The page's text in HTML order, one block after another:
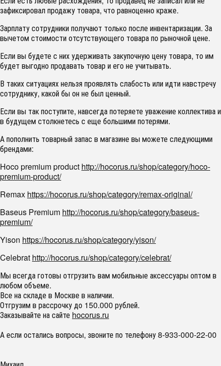
зафиксировал продажу товара, что равноценно краже.
Зарплату сотрудники получают только после инвентаризации. За
вычетом стоимости отсутствующего товара по рыночной цене.
Если вы будете с них удерживать закупочную цену товара, то им
будет выгодно продавать товар и его не учитывать.
В таких ситуациях нельзя проявлять слабость или идти навстречу
сотруднику, какой бы он не был ценный.
Если вы так поступите, навсегда потеряете уважение коллектива и
в будущем столкнетесь с еще большими потерями.
А пополнить товарный запас в магазине вы можете следующими
брендами:
Hoco premium product http://hocorus.ru/shop/category/hoco-
premium-product/
Remax https://hocorus.ru/shop/category/remax-original/
Baseus Premium http://hocorus.ru/shop/category/baseus-
premium/
Yison https://hocorus.ru/shop/category/yison/
Celebrat http://hocorus.ru/shop/category/celebrat/
Мы всегда готовы отгрузить вам мобильные аксессуары оптом в
любом объеме.
Все на складе в Москве в наличии.
Отгрузим в рассрочку до 150.000 рублей.
Заказывайте на сайте hocorus.ru
А если остались вопросы, звоните по телефону 8-933-000-22-00